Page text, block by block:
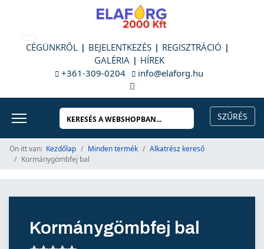
CÉGÜNKRŐL BEJELENTKEZÉS
REGISZTRÁCIÓ
GALÉRIA
HÍREK
+361-309-0204
info@elaforg.hu
Ön itt van: Kezdőlap Minden termék
Alkatrész kereső
Kormánygömbfej bal
Kormánygömbfej bal